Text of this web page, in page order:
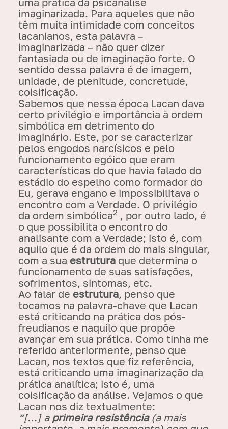
imaginarizada. Para aqueles que não
têm muita intimidade com conceitos
lacanianos, esta palavra –
imaginarizada – não quer dizer
fantasiada ou de imaginação forte. O
sentido dessa palavra é de imagem,
unidade, de plenitude, concretude,
coisificação.
Sabemos que nessa época Lacan dava
certo privilégio e importância à ordem
simbólica em detrimento do
imaginário. Este, por se caracterizar
pelos engodos narcísicos e pelo
funcionamento egóico que eram
características do que havia falado do
estádio do espelho como formador do
Eu, gerava engano e impossibilitava o
encontro com a Verdade. O privilégio
da ordem simbólica2 , por outro lado, é
o que possibilita o encontro do
analisante com a Verdade; isto é, com
aquilo que é da ordem do mais singular,
com a sua estrutura que determina o
funcionamento de suas satisfações,
sofrimentos, sintomas, etc.
Ao falar de estrutura, penso que
tocamos na palavra-chave que Lacan
está criticando na prática dos pós-
freudianos e naquilo que propõe
avançar em sua prática. Como tinha me
referido anteriormente, penso que
Lacan, nos textos que fiz referência,
está criticando uma imaginarização da
prática analítica; isto é, uma
coisificação da análise. Vejamos o que
Lacan nos diz textualmente:
“[…] a primeira resistência(a mais